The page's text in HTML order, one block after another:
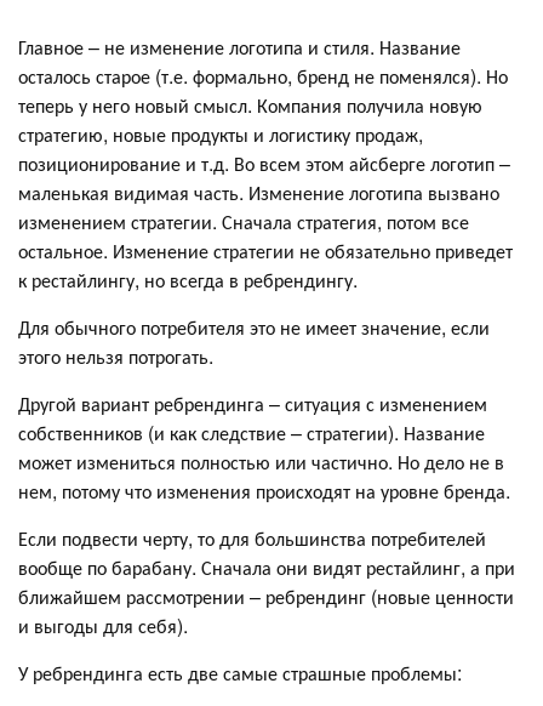
Главное – не изменение логотипа и стиля. Название
осталось старое (т.е. формально, бренд не поменялся). Но
теперь у него новый смысл. Компания получила новую
стратегию, новые продукты и логистику продаж,
позиционирование и т.д. Во всем этом айсберге логотип –
маленькая видимая часть. Изменение логотипа вызвано
изменением стратегии. Сначала стратегия, потом все
остальное. Изменение стратегии не обязательно приведет
к рестайлингу, но всегда в ребрендингу.
Для обычного потребителя это не имеет значение, если
этого нельзя потрогать.
Другой вариант ребрендинга – ситуация с изменением
собственников (и как следствие – стратегии). Название
может измениться полностью или частично. Но дело не в
нем, потому что изменения происходят на уровне бренда.
Если подвести черту, то для большинства потребителей
вообще по барабану. Сначала они видят рестайлинг, а при
ближайшем рассмотрении – ребрендинг (новые ценности
и выгоды для себя).
У ребрендинга есть две самые страшные проблемы: